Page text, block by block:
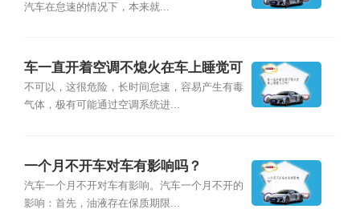
汽车在怠速的情况下，本来就...
车一直开着空调不熄火在车上睡觉可
以吗？
不可以，这很危险，长时间怠速，容易产生有毒
气体，极有可能通过空调系统进...
一个月不开车对车有影响吗？
汽车一个月不开对车有影响。汽车一个月不开的
影响：首先，油液存在保质期限...